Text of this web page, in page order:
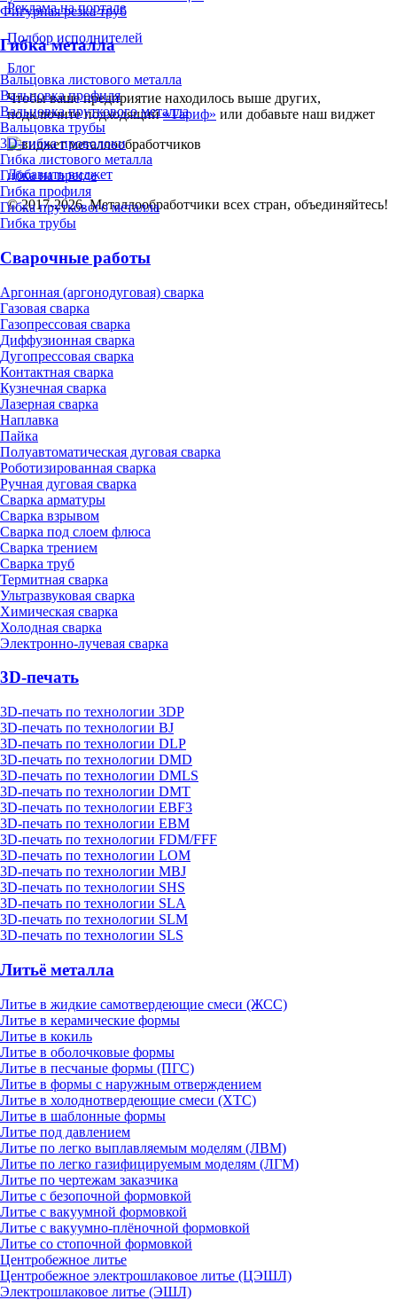
Фигурная резка труб
Гибка металла
Вальцовка листового металла
Вальцовка профиля
Вальцовка пруткового металла
Вальцовка трубы
3D-гибка проволоки
Гибка листового металла
Гибка на прессе
Гибка профиля
Гибка пруткового металла
Гибка трубы
Сварочные работы
Аргонная (аргонодуговая) сварка
Газовая сварка
Газопрессовая сварка
Диффузионная сварка
Дугопрессовая сварка
Контактная сварка
Кузнечная сварка
Лазерная сварка
Наплавка
Пайка
Полуавтоматическая дуговая сварка
Роботизированная сварка
Ручная дуговая сварка
Сварка арматуры
Сварка взрывом
Сварка под слоем флюса
Сварка трением
Сварка труб
Термитная сварка
Ультразвуковая сварка
Химическая сварка
Холодная сварка
Электронно-лучевая сварка
3D-печать
3D-печать по технологии 3DP
3D-печать по технологии BJ
3D-печать по технологии DLP
3D-печать по технологии DMD
3D-печать по технологии DMLS
3D-печать по технологии DMT
3D-печать по технологии EBF3
3D-печать по технологии EBM
3D-печать по технологии FDM/FFF
3D-печать по технологии LOM
3D-печать по технологии MBJ
3D-печать по технологии SHS
3D-печать по технологии SLA
3D-печать по технологии SLM
3D-печать по технологии SLS
Литьё металла
Литье в жидкие самотвердеющие смеси (ЖСС)
Литье в керамические формы
Литье в кокиль
Литье в оболочковые формы
Литье в песчаные формы (ПГС)
Литье в формы с наружным отверждением
Литье в холоднотвердеющие смеси (ХТС)
Литье в шаблонные формы
Литье под давлением
Литье по легко выплавляемым моделям (ЛВМ)
Литье по легко газифицируемым моделям (ЛГМ)
Литье по чертежам заказчика
Литье с безопочной формовкой
Литье с вакуумной формовкой
Литье с вакуумно-плёночной формовкой
Литье со стопочной формовкой
Центробежное литье
Центробежное электрошлаковое литье (ЦЭШЛ)
Электрошлаковое литье (ЭШЛ)
Реклама на портале
Подбор исполнителей
Блог
Чтобы ваше предприятие находилось выше других,
подключите подходящий«Тариф» или добавьте наш виджет
Добавить виджет
© 2017-2026. Металлообработчики всех стран, объединяйтесь!